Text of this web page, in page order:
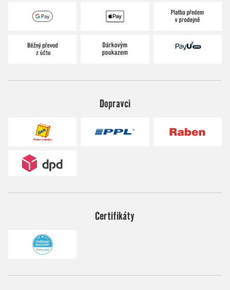
Dopravci
Certifikáty